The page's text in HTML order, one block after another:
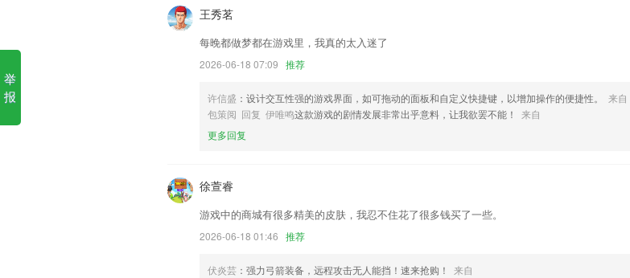
3.16个单元校内写作直播课，16个写作素材指导包。
4.配音秀：提供原声听力材料的配音，秀出你的发音；
5.简单的线条勾勒出最美的画作。视频展示和图片分步展示，让用户立刻就可以拿起画笔开始一展身手
味，带你走进纯正的英语阅读世界。
专业多语种多风格地图讲解
优化搜索， 支持识别手写字和图片文字搜索
王秀茗
每晚都做梦都在游戏里，我真的太入迷了
2026-06-18 07:09 推荐
许信盛 ：设计交互性强的游戏界面，如可拖动的面板和自定义快捷键，以增加操作的便捷性。
来自
包策阅 回复 伊唯鸣这款游戏的剧情发展非常出乎意料，让我欲罢不能！
来自
更多回复
徐萱睿
游戏中的商城有很多精美的皮肤，我忍不住花了很多钱买了一些。
2026-06-18 01:46 推荐
伏炎芸 ：强力弓箭装备，远程攻击无人能挡！速来抢购！
来自
举
报